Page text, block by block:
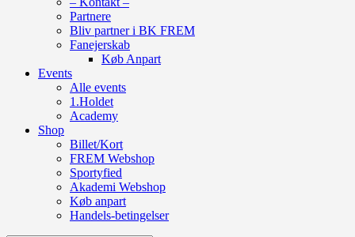
Partnere
Bliv partner i BK FREM
Fanejerskab
Køb Anpart
Events
Alle events
1.Holdet
Academy
Shop
Billet/Kort
FREM Webshop
Sportyfied
Akademi Webshop
Køb anpart
Handels-betingelser